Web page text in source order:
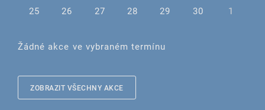
25
26 27 28 29 30 1
Žádné akce ve vybraném termínu
ZOBRAZIT VŠECHNY AKCE